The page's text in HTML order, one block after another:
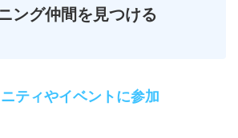
ング仲間を見つける
ティやイベントに参加